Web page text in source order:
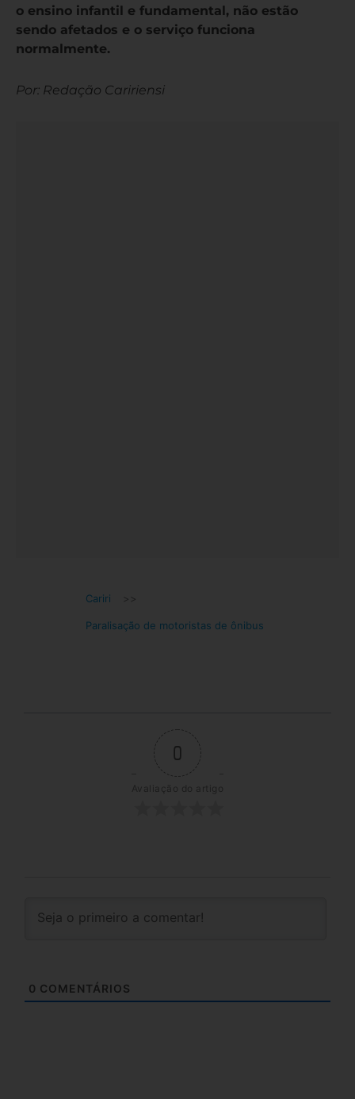
o ensino infantil e fundamental, não estão
sendo afetados e o serviço funciona
normalmente.
Por: Redação Caririensi
Cariri >>
Paralisação de motoristas de ônibus
0
Avaliação do artigo
0 COMENTÁRIOS